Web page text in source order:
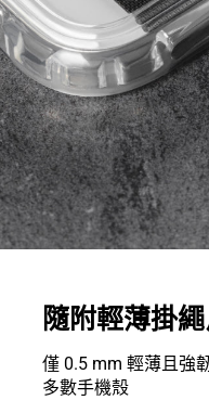
隨附輕薄掛繩
僅 0.5 mm 輕薄且強
多數手機殼